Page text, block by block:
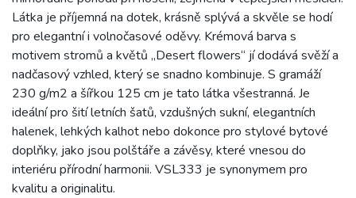
Látka je příjemná na dotek, krásně splývá a skvěle se hodí
pro elegantní i volnočasové oděvy. Krémová barva s
motivem stromů a květů „Desert flowers“ jí dodává svěží a
nadčasový vzhled, který se snadno kombinuje. S gramáží
230 g/m2 a šířkou 125 cm je tato látka všestranná. Je
ideální pro šití letních šatů, vzdušných sukní, elegantních
halenek, lehkých kalhot nebo dokonce pro stylové bytové
doplňky, jako jsou polštáře a závěsy, které vnesou do
interiéru přírodní harmonii. VSL333 je synonymem pro
kvalitu a originalitu.